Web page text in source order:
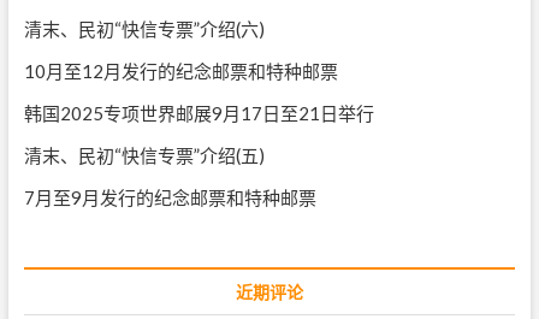
清末、民初“快信专票”介绍(六)
10月至12月发行的纪念邮票和特种邮票
韩国2025专项世界邮展9月17日至21日举行
清末、民初“快信专票”介绍(五)
7月至9月发行的纪念邮票和特种邮票
近期评论